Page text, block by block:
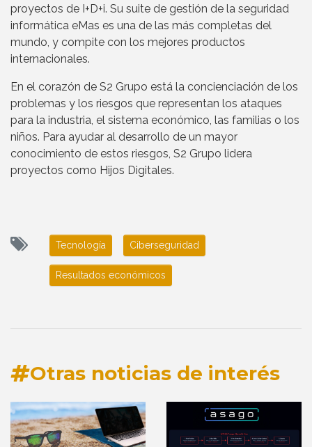
proyectos de I+D+i. Su suite de gestión de la seguridad
informática eMas es una de las más completas del
mundo, y compite con los mejores productos
internacionales.
En el corazón de S2 Grupo está la concienciación de los
problemas y los riesgos que representan los ataques
para la industria, el sistema económico, las familias o los
niños. Para ayudar al desarrollo de un mayor
conocimiento de estos riesgos, S2 Grupo lidera
proyectos como Hijos Digitales.
Tecnología Ciberseguridad
Resultados económicos
Otras noticias de interés